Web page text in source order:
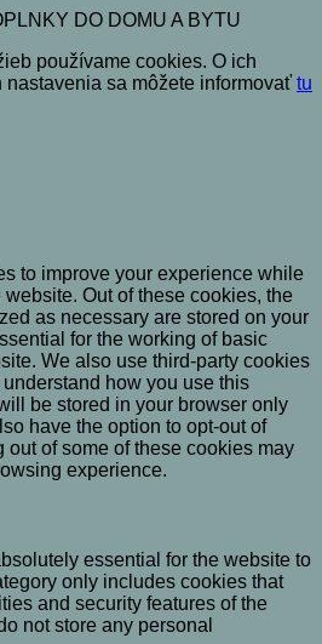
DO DOMU A BYTU
používame cookies. O ich
sa môžete informovať tu
to improve your experience while
Out of these cookies, the
as necessary are stored on your
for the working of basic
We also use third-party cookies
how you use this
be stored in your browser only
have the option to opt-out of
out of some of these cookies may
experience.
essential for the website to
only includes cookies that
and security features of the
not store any personal